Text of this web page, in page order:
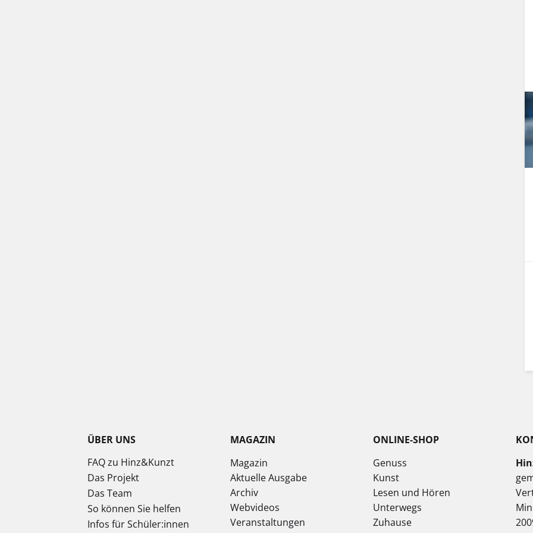
ÜBER UNS
FAQ zu Hinz&Kunzt
Das Projekt
Das Team
So können Sie helfen
Infos für Schüler:innen
MAGAZIN
Magazin
Aktuelle Ausgabe
Archiv
Webvideos
Veranstaltungen
ONLINE-SHOP
Genuss
Kunst
Lesen und Hören
Unterwegs
Zuhause